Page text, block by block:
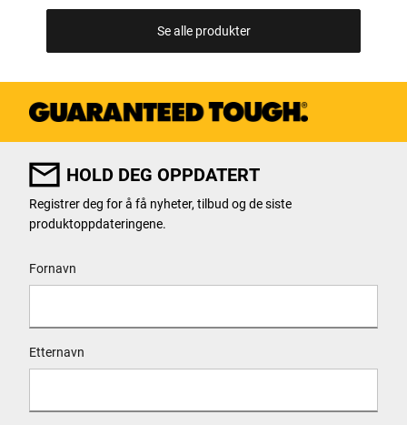
Se alle produkter
HOLD DEG OPPDATERT
Registrer deg for å få nyheter, tilbud og de siste
produktoppdateringene.
Fornavn
Etternavn